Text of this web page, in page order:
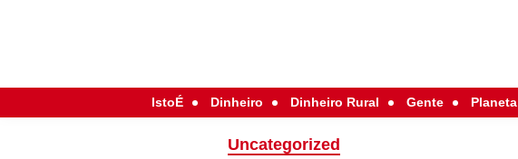
IstoÉ Dinheiro Dinheiro Rural Gente Planeta
Uncategorized